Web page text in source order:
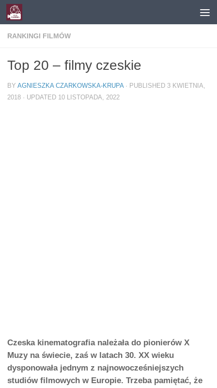
Skip to content
RANKINGI FILMÓW
Top 20 – filmy czeskie
BY AGNIESZKA CZARKOWSKA-KRUPA · PUBLISHED 3 KWIETNIA,
2018 · UPDATED 10 LISTOPADA, 2022
Czeska kinematografia należała do pionierów X
Muzy na świecie, zaś w latach 30. XX wieku
dysponowała jednym z najnowocześniejszych
studiów filmowych w Europie. Trzeba pamiętać, że